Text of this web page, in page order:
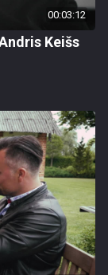
00:03:12
Keišs